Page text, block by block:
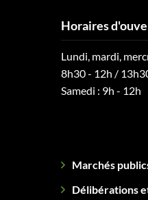
Horaires
Lundi, mardi,
8h30 - 12h /
Samedi : 9h - 12h
Marchés
Délibérations